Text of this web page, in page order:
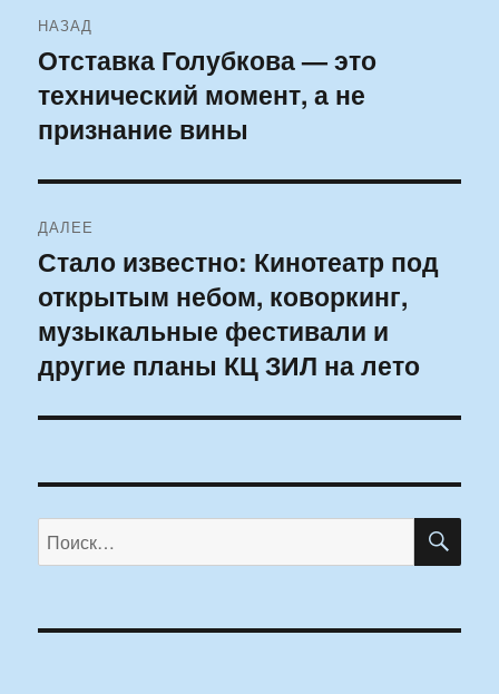
по
записям
НАЗАД
Предыдущая
запись:
Отставка Голубкова — это
технический момент, а не
признание вины
ДАЛЕЕ
Следующая
запись:
Стало известно: Кинотеатр под
открытым небом, коворкинг,
музыкальные фестивали и
другие планы КЦ ЗИЛ на лето
Искать: